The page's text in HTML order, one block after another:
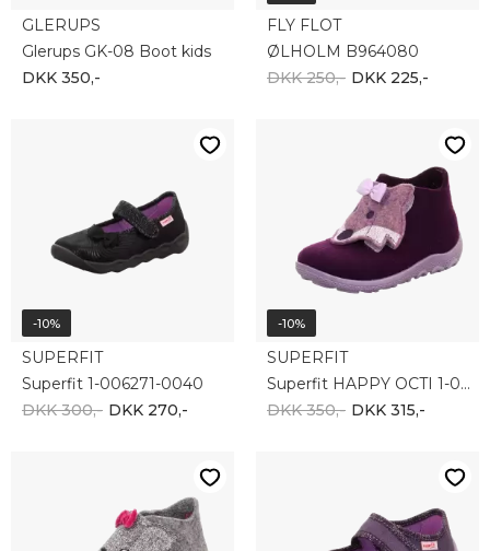
GLERUPS
Glerups GK-08 Boot kids
DKK 350,-
FLY FLOT
ØLHOLM B964080
DKK 250,- DKK 225,-
-10%
SUPERFIT
Superfit 1-006271-0040
DKK 300,- DKK 270,-
-10%
SUPERFIT
Superfit HAPPY OCTI 1-006295-8510
DKK 350,- DKK 315,-